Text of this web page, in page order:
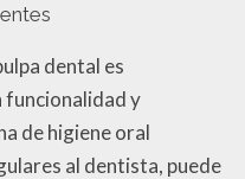
dental es
funcionalidad y
de higiene oral
al dentista, puede